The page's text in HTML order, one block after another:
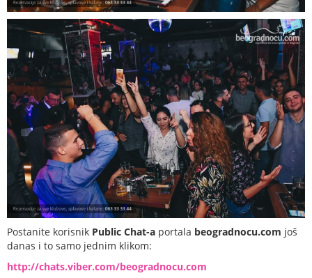
Postanite korisnik Public Chat-a portala beogradnocu.com još
danas i to samo jednim klikom:
http://chats.viber.com/beogradnocu.com